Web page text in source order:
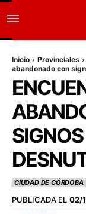
Inicio Provinciales
abandonado con
CIUDAD DE CÓRDOBA
PUBLICADA EL 02/